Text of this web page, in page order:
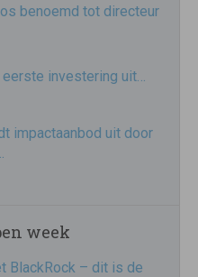
benoemd tot directeur
investering uit…
impactaanbod uit door
week
BlackRock – dit is de